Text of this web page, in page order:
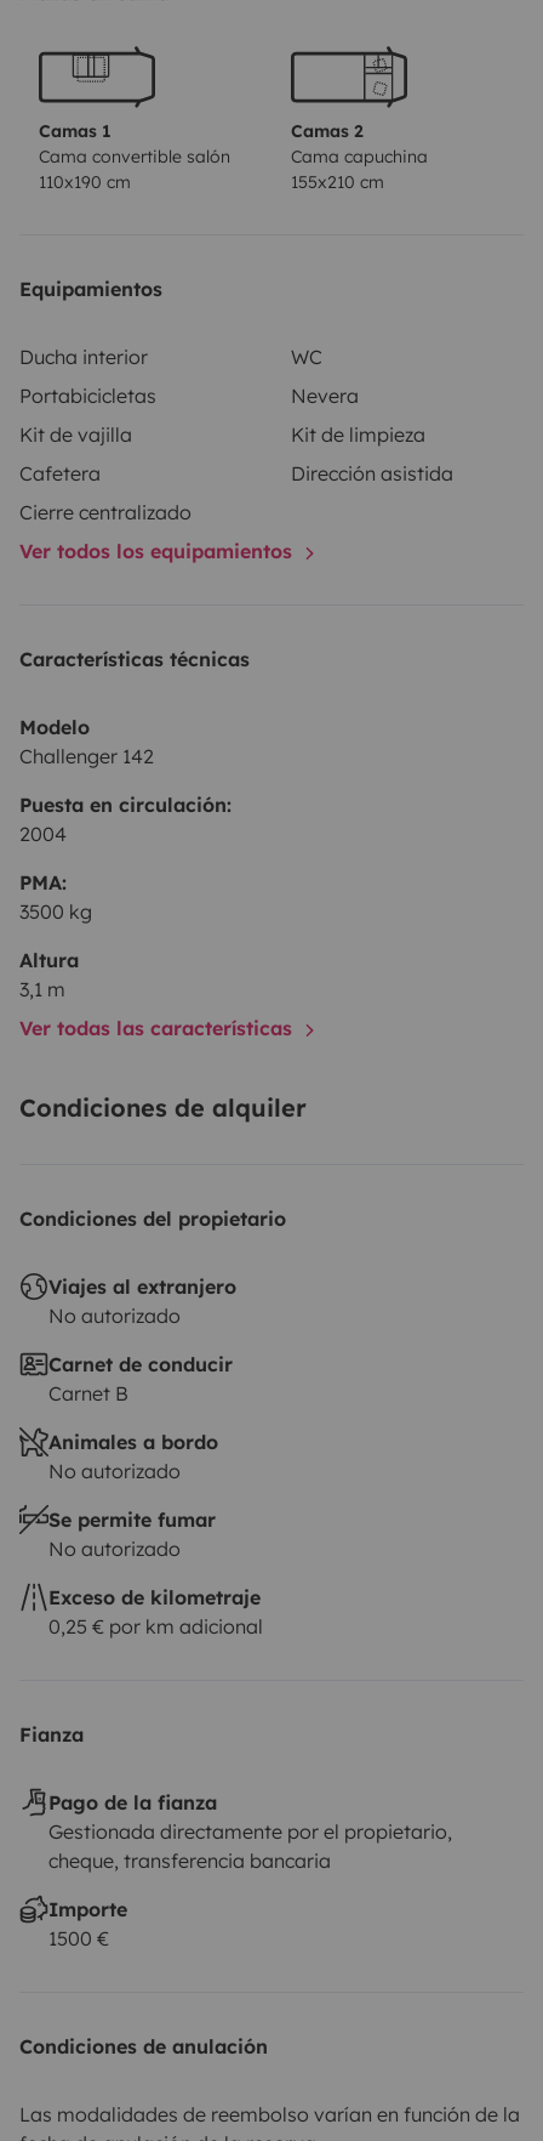
Camas 1
Cama convertible salón
110x190 cm
Camas 2
Cama capuchina
155x210 cm
Equipamientos
Ducha interior
WC
Portabicicletas
Nevera
Kit de vajilla
Kit de limpieza
Cafetera
Dirección asistida
Cierre centralizado
Ver todos los equipamientos
Características técnicas
Modelo
Challenger 142
Puesta en circulación:
2004
PMA:
3500 kg
Altura
3,1 m
Ver todas las características
Condiciones de alquiler
Condiciones del propietario
Viajes al extranjero
No autorizado
Carnet de conducir
Carnet B
Animales a bordo
No autorizado
Se permite fumar
No autorizado
Exceso de kilometraje
0,25 € por km adicional
Fianza
Pago de la fianza
Gestionada directamente por el propietario,
cheque, transferencia bancaria
Importe
1500 €
Condiciones de anulación
Las modalidades de reembolso varían en función de la